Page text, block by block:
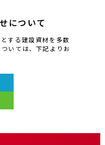
について
する建設資材を多数
いては、下記よりお